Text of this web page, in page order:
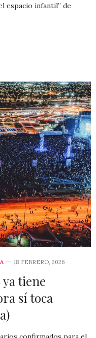
espacio infantil” de
18 FEBRERO, 2026
tiene
sí toca